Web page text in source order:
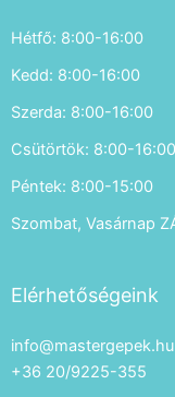
Hétfő: 8:00-16:00
Kedd: 8:00-16:00
Szerda: 8:00-16:00
Csütörtök: 8:00-16:00
Péntek: 8:00-15:00
Szombat, Vasárnap
Elérhetőségeink
info@mastergepek.hu
+36 20/9225-355